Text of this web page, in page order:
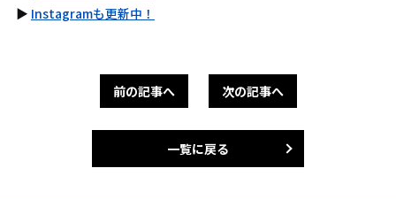
▶︎ Instagramも更新中！
前の記事へ 次の記事へ
一覧に戻る